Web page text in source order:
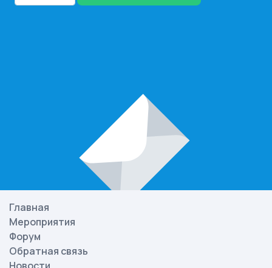
Главная
Мероприятия
Форум
Обратная связь